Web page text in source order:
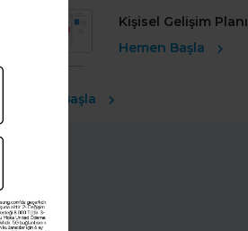
Kişisel Gelişim Planı
Hemen Başla
Ücretsiz Başla